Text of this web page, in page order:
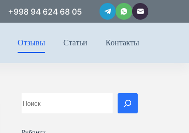
+998 94 624 68 05
Отзывы Статьи Контакты